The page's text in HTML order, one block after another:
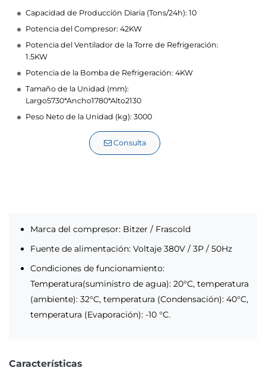
Capacidad de Producción Diaria (Tons/24h): 10
Potencia del Compresor: 42KW
Potencia del Ventilador de la Torre de Refrigeración:
1.5KW
Potencia de la Bomba de Refrigeración: 4KW
Tamaño de la Unidad (mm):
Largo5730*Ancho1780*Alto2130
Peso Neto de la Unidad (kg): 3000
Consulta
Marca del compresor: Bitzer / Frascold
Fuente de alimentación: Voltaje 380V / 3P / 50Hz
Condiciones de funcionamiento:
Temperatura(suministro de agua): 20°C, temperatura
(ambiente): 32°C, temperatura (Condensación): 40°C,
temperatura (Evaporación): -10 °C.
Características